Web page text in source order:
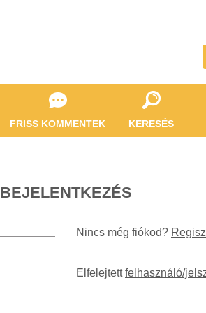
FRISS KOMMENTEK KERESÉS
BEJELENTKEZÉS
Nincs még fiókod?
Elfelejtettfelhasználó/